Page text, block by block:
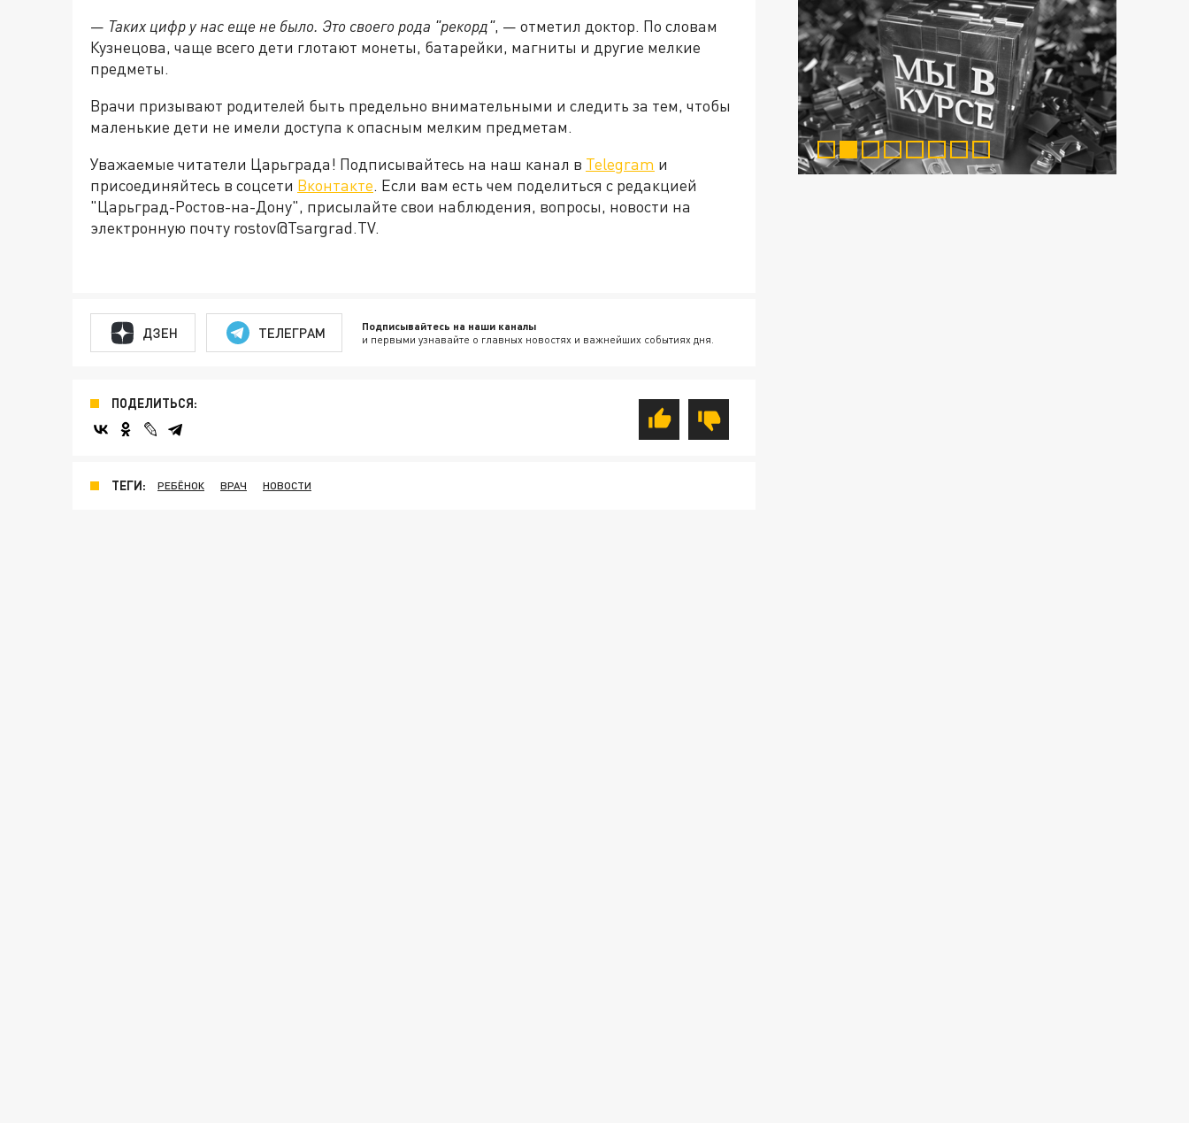
— Таких цифр у нас еще не было. Это своего рода "рекорд", — отметил доктор. По словам
Кузнецова, чаще всего дети глотают монеты, батарейки, магниты и другие мелкие
предметы.
Врачи призывают родителей быть предельно внимательными и следить за тем, чтобы
маленькие дети не имели доступа к опасным мелким предметам.
Уважаемые читатели Царьграда! Подписывайтесь на наш канал в Telegram и
присоединяйтесь в соцсети Вконтакте. Если вам есть чем поделиться с редакцией
"Царьград-Ростов-на-Дону", присылайте свои наблюдения, вопросы, новости на
электронную почту rostov@Tsargrad.ТV.
ДЗЕН ТЕЛЕГРАМ Подписывайтесь на наши каналы
и первыми узнавайте о главных новостях и важнейших событиях дня.
ПОДЕЛИТЬСЯ:
ТЕГИ: РЕБЁНОК ВРАЧ НОВОСТИ